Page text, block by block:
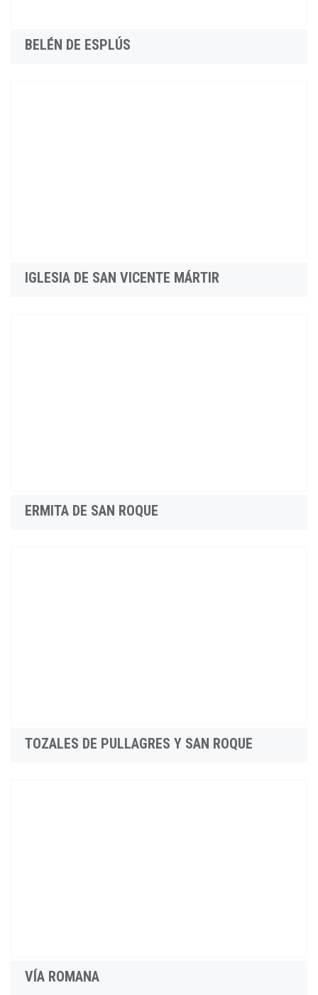
BELÉN DE ESPLÚS
IGLESIA DE SAN VICENTE MÁRTIR
ERMITA DE SAN ROQUE
TOZALES DE PULLAGRES Y SAN ROQUE
VÍA ROMANA